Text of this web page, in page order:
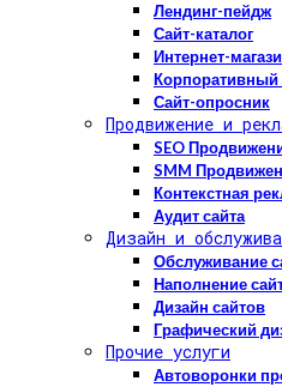
Лендинг-пейдж
Сайт-каталог
Интернет-
Корпоративный
Сайт-опросник
Продвижение и
SEO
SMM
Контекстная
Аудит сайта
Дизайн и
Обслуживание
Наполнение
Дизайн сайтов
Графический
Прочие услуги
Автоворонки